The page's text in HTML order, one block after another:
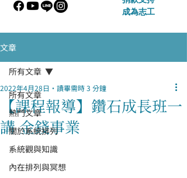
​成為志工
文章
所有文章
熱門文章
關於系統排列
系統觀與知識
內在排列與冥想
所有文章
【課程報導】鑽石成長班一
講 金錢事業
2022年4月28日 讀畢需時 3 分鐘